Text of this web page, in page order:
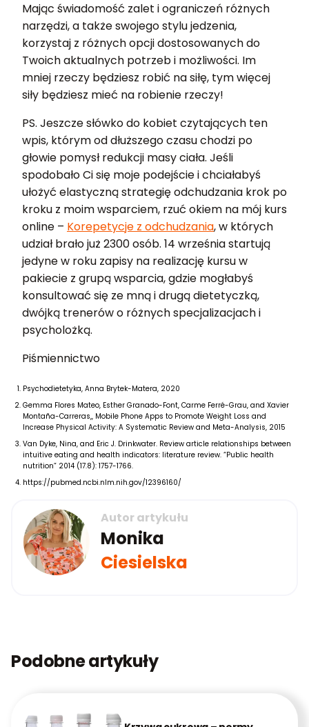
Mając świadomość zalet i ograniczeń różnych
narzędzi, a także swojego stylu jedzenia,
korzystaj z różnych opcji dostosowanych do
Twoich aktualnych potrzeb i możliwości. Im
mniej rzeczy będziesz robić na siłę, tym więcej
siły będziesz mieć na robienie rzeczy!
PS. Jeszcze słówko do kobiet czytających ten
wpis, którym od dłuższego czasu chodzi po
głowie pomysł redukcji masy ciała. Jeśli
spodobało Ci się moje podejście i chciałabyś
ułożyć elastyczną strategię odchudzania krok po
kroku z moim wsparciem, rzuć okiem na mój kurs
online – Korepetycje z odchudzania, w których
udział brało już 2300 osób. 14 września startują
jedyne w roku zapisy na realizację kursu w
pakiecie z grupą wsparcia, gdzie mogłabyś
konsultować się ze mną i drugą dietetyczką,
dwójką trenerów o różnych specjalizacjach i
psycholożką.
Piśmiennictwo
Psychodietetyka, Anna Brytek-Matera, 2020
Gemma Flores Mateo, Esther Granado-Font, Carme Ferré-Grau, and Xavier
Montaña-Carreras,, Mobile Phone Apps to Promote Weight Loss and
Increase Physical Activity: A Systematic Review and Meta-Analysis, 2015
Van Dyke, Nina, and Eric J. Drinkwater. Review article relationships between
intuitive eating and health indicators: literature review. “Public health
nutrition” 2014 (17.8): 1757-1766.
https://pubmed.ncbi.nlm.nih.gov/12396160/
Autor artykułu
Monika
Ciesielska
Podobne artykuły